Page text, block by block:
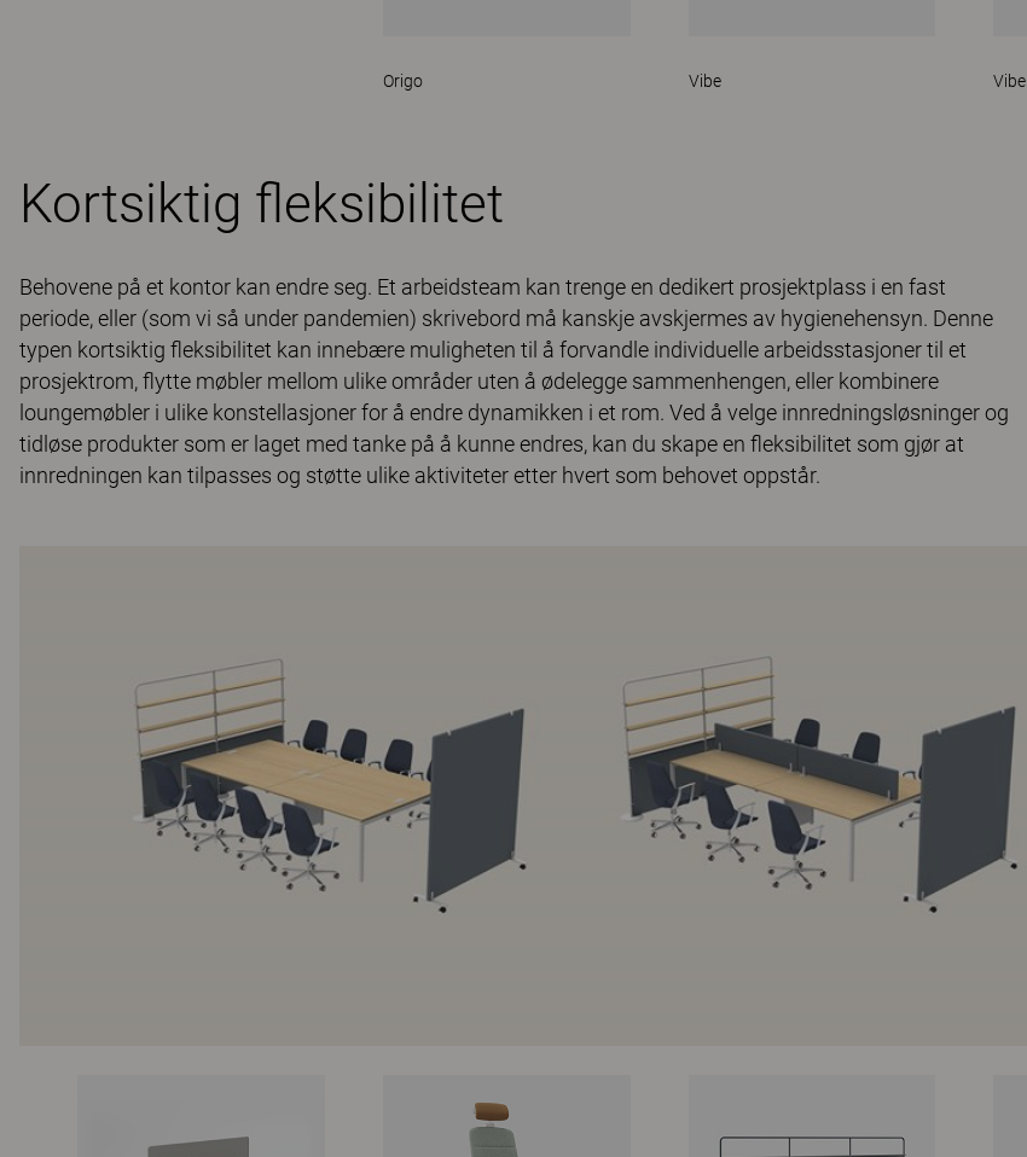
Origo Vibe Vibe
Kortsiktig fleksibilitet
Behovene på et kontor kan endre seg. Et arbeidsteam kan trenge en dedikert prosjektplass i en fast
periode, eller (som vi så under pandemien) skrivebord må kanskje avskjermes av hygienehensyn. Denne
typen kortsiktig fleksibilitet kan innebære muligheten til å forvandle individuelle arbeidsstasjoner til et
prosjektrom, flytte møbler mellom ulike områder uten å ødelegge sammenhengen, eller kombinere
loungemøbler i ulike konstellasjoner for å endre dynamikken i et rom. Ved å velge innredningsløsninger og
tidløse produkter som er laget med tanke på å kunne endres, kan du skape en fleksibilitet som gjør at
innredningen kan tilpasses og støtte ulike aktiviteter etter hvert som behovet oppstår.